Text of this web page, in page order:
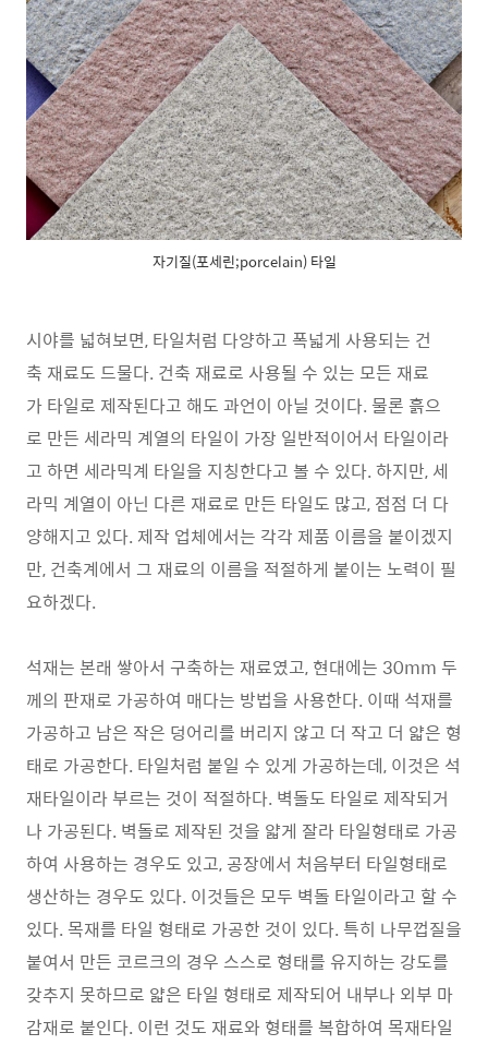
자기질(포세린;porcelain) 타일
시야를 넓혀보면, 타일처럼 다양하고 폭넓게 사용되는 건
축 재료도 드물다. 건축 재료로 사용될 수 있는 모든 재료
가 타일로 제작된다고 해도 과언이 아닐 것이다. 물론 흙으
로 만든 세라믹 계열의 타일이 가장 일반적이어서 타일이라
고 하면 세라믹계 타일을 지칭한다고 볼 수 있다. 하지만, 세
라믹 계열이 아닌 다른 재료로 만든 타일도 많고, 점점 더 다
양해지고 있다. 제작 업체에서는 각각 제품 이름을 붙이겠지
만, 건축계에서 그 재료의 이름을 적절하게 붙이는 노력이 필
요하겠다.
석재는 본래 쌓아서 구축하는 재료였고, 현대에는 30mm 두
께의 판재로 가공하여 매다는 방법을 사용한다. 이때 석재를
가공하고 남은 작은 덩어리를 버리지 않고 더 작고 더 얇은 형
태로 가공한다. 타일처럼 붙일 수 있게 가공하는데, 이것은 석
재타일이라 부르는 것이 적절하다. 벽돌도 타일로 제작되거
나 가공된다. 벽돌로 제작된 것을 얇게 잘라 타일형태로 가공
하여 사용하는 경우도 있고, 공장에서 처음부터 타일형태로
생산하는 경우도 있다. 이것들은 모두 벽돌 타일이라고 할 수
있다. 목재를 타일 형태로 가공한 것이 있다. 특히 나무껍질을
붙여서 만든 코르크의 경우 스스로 형태를 유지하는 강도를
갖추지 못하므로 얇은 타일 형태로 제작되어 내부나 외부 마
감재로 붙인다. 이런 것도 재료와 형태를 복합하여 목재타일